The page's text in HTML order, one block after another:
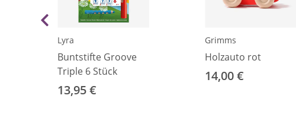
Lyra
Buntstifte Groove
Triple 6 Stück
13,95 €
Grimms
Holzauto rot
14,00 €